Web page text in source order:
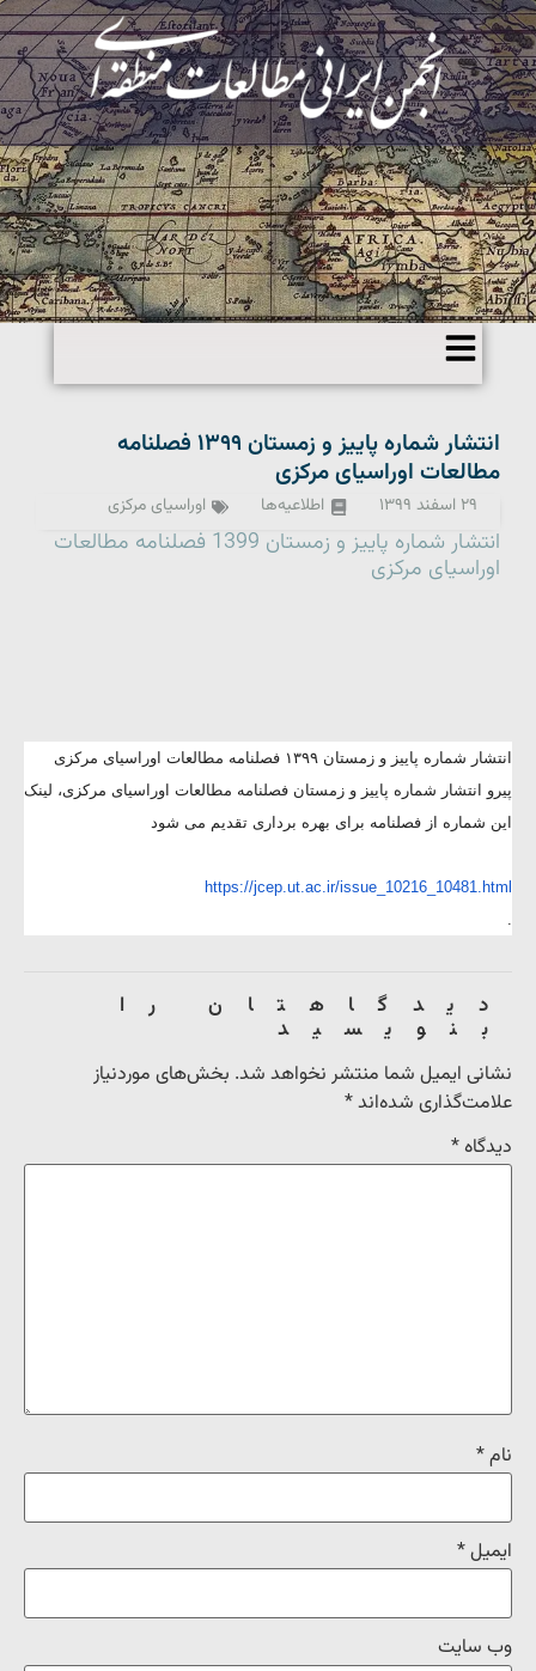
انتشار شماره پاییز و زمستان ۱۳۹۹ فصلنامه
مطالعات اوراسیای مرکزی‎
۲۹ اسفند ۱۳۹۹ اطلاعیه‌ها اوراسیای مرکزی
انتشار شماره پاییز و زمستان 1399 فصلنامه مطالعات
اوراسیای مرکزی‎
انتشار شماره پاییز و زمستان ۱۳۹۹ فصلنامه مطالعات اوراسیای مرکزی‎
پیرو انتشار شماره پاییز و زمستان فصلنامه مطالعات اوراسیای مرکزی، لینک
این شماره از فصلنامه برای بهره برداری تقدیم می شود
https://jcep.ut.ac.ir/issue_10216_10481.html
.
دیدگاهتان را
بنویسید
نشانی ایمیل شما منتشر نخواهد شد. بخش‌های موردنیاز
علامت‌گذاری شده‌اند*
دیدگاه*
نام*
ایمیل*
وب‌ سایت